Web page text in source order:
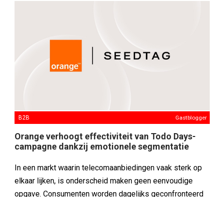
abonnementen en betaalplannen. Voor merken wordt het
daardoor steeds lastiger om niet alleen zichtbaar te zijn,